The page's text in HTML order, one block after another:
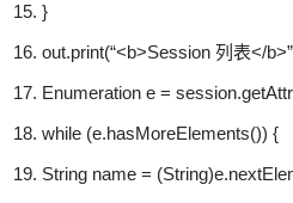
}
out.print(“<b>Session 列表</b>”
Enumeration e =
while (e.hasMoreElements()) {
String name =